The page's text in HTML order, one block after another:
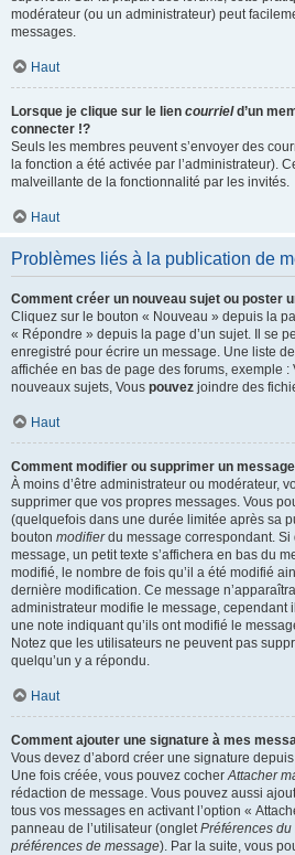
modérateur (ou un administrateur) peut
messages.
Haut
Lorsque je clique sur le lien courrield’un
connecter !?
Seuls les membres peuvent s’envoyer des
la fonction a été activée par l’administrateur).
malveillante de la fonctionnalité par les invités.
Haut
Problèmes liés à la publication de
Comment créer un nouveau sujet ou poster
Cliquez sur le bouton « Nouveau » depuis la
« Répondre » depuis la page d’un sujet. Il se
enregistré pour écrire un message. Une liste
affichée en bas de page des forums, exemple :
nouveaux sujets, Vous pouvez joindre des
Haut
Comment modifier ou supprimer un
À moins d’être administrateur ou modérateur,
supprimer que vos propres messages. Vous
(quelquefois dans une durée limitée après sa
bouton modifierdu message correspondant. Si
message, un petit texte s’affichera en bas du
modifié, le nombre de fois qu’il a été modifié
dernière modification. Ce message
administrateur modifie le message, cependant
une note indiquant qu’ils ont modifié le
Notez que les utilisateurs ne peuvent pas
quelqu’un y a répondu.
Haut
Comment ajouter une signature à mes
Vous devez d’abord créer une signature
Une fois créée, vous pouvez cocherAttacher
rédaction de message. Vous pouvez aussi
tous vos messages en activant l’option «
panneau de l’utilisateur (ongletPréférences
préférences de message). Par la suite, vous